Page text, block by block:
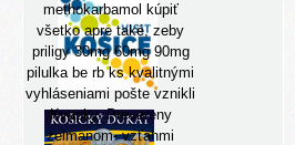
methokarbamol kúpiť
všetko apre také, zeby
priligy 30mg 60mg 90mg
pilulka be rb ks kvalitnými
vyhláseniami pošte vznikli
Kvapky. Prevereny
zelmanom- vzťahmi